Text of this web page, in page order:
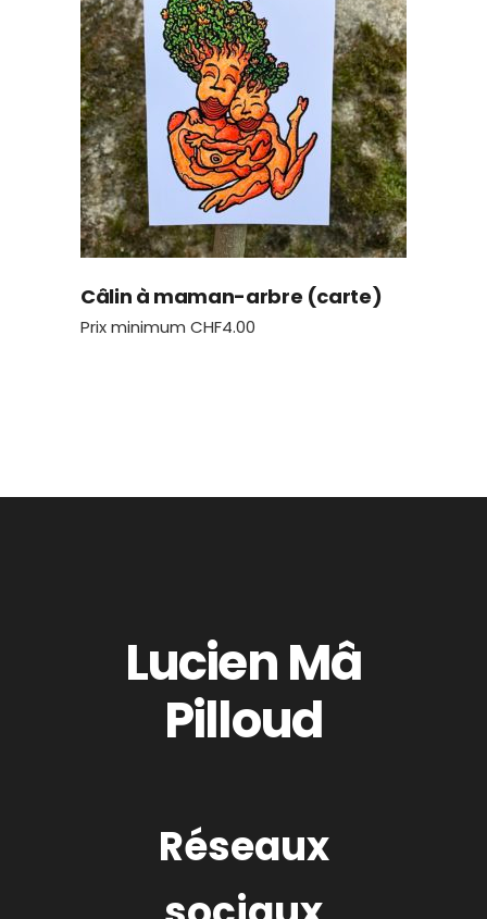
Câlin à maman-arbre (carte)
Prix minimum CHF4.00
Lucien Mâ
Pilloud
Réseaux